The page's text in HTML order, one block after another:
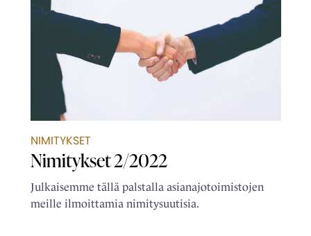
NIMITYKSET
Nimitykset 2/2022
Julkaisemme tällä palstalla asianajotoimistojen
meille ilmoittamia nimitysuutisia.